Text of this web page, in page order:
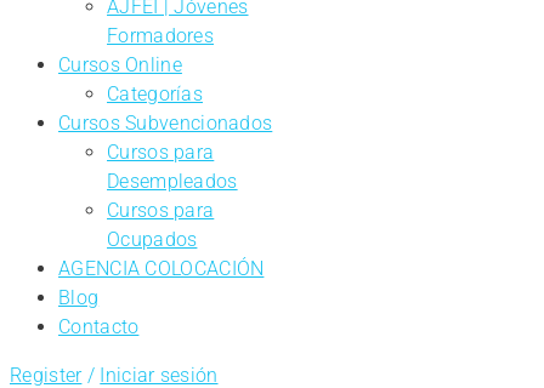
AJFEI | Jóvenes
Formadores
Cursos Online
Categorías
Cursos Subvencionados
Cursos para
Desempleados
Cursos para
Ocupados
AGENCIA COLOCACIÓN
Blog
Contacto
Register/ Iniciar sesión